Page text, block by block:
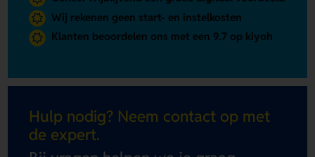
Wij rekenen geen start- en instelkosten
Klanten beoordelen ons met een 9.7 op kiyoh
Hulp nodig? Neem contact op met
de expert.